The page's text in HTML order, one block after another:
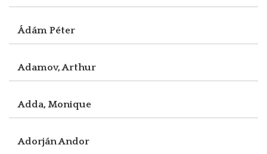
Ádám Péter
Adamov, Arthur
Adda, Monique
Adorján Andor